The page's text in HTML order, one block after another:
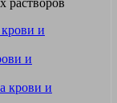
растворов
и